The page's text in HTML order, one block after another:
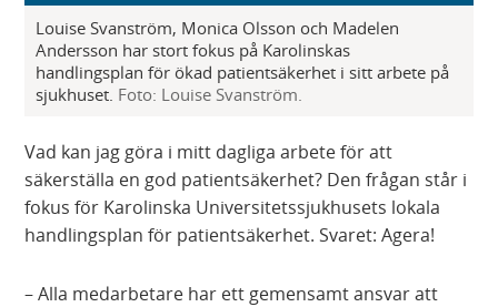
Louise Svanström, Monica Olsson och Madelen
Andersson har stort fokus på Karolinskas
handlingsplan för ökad patientsäkerhet i sitt arbete på
sjukhuset. Foto: Louise Svanström.
Vad kan jag göra i mitt dagliga arbete för att
säkerställa en god patientsäkerhet? Den frågan står i
fokus för Karolinska Universitetssjukhusets lokala
handlingsplan för patientsäkerhet. Svaret: Agera!
– Alla medarbetare har ett gemensamt ansvar att